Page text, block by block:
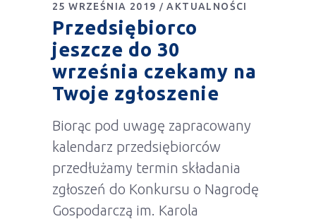
25 WRZEŚNIA 2019 AKTUALNOŚCI
Przedsiębiorco
jeszcze do 30
września czekamy na
Twoje zgłoszenie
Biorąc pod uwagę zapracowany
kalendarz przedsiębiorców
przedłużamy termin składania
zgłoszeń do Konkursu o Nagrodę
Gospodarczą im. Karola